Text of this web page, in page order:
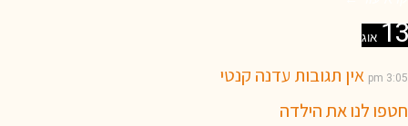
13 אוג
3:05 pm אין תגובות עדנה קנטי
חטפו לנו את הילדה